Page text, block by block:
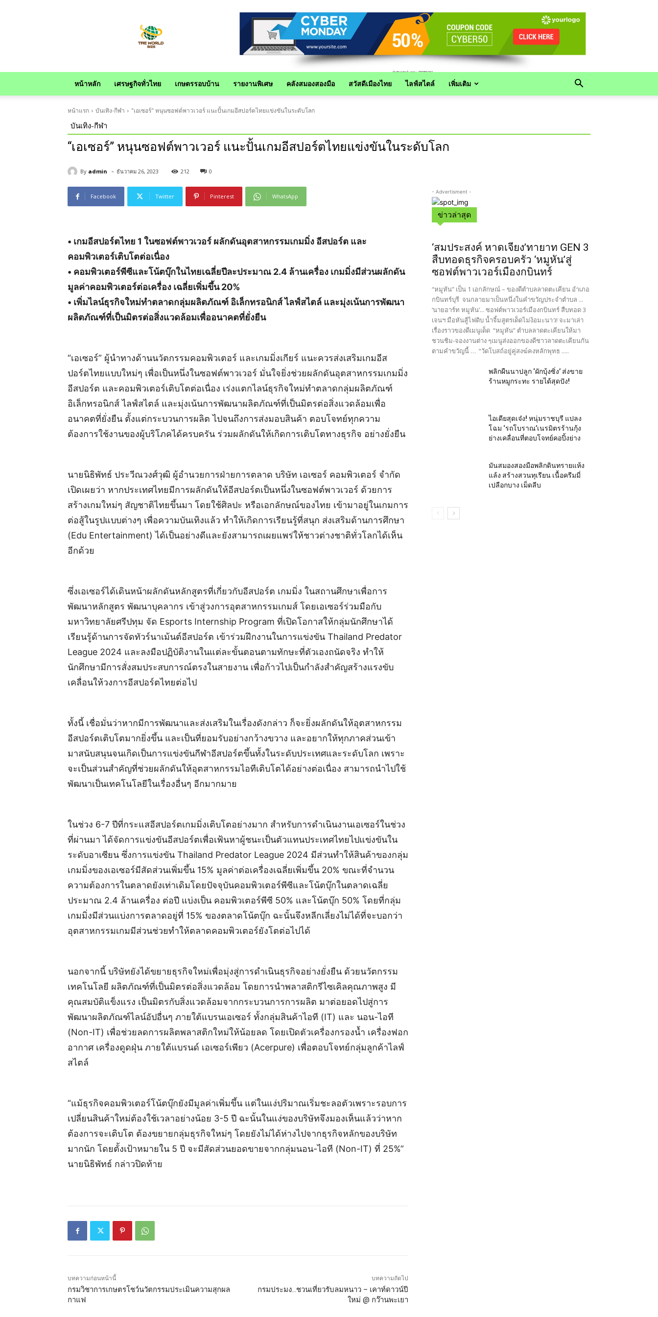
หน้าหลัก เศรษฐกิจทั่วไทย เกษตรรอบบ้าน รายงานพิเศษ คลังสมองสองมือ สวัสดีเมืองไทย ไลฟ์สไตล์ เพิ่มเติม
หน้าแรก บันเทิง-กีฬา "เอเซอร์" หนุนซอฟต์พาวเวอร์ แนะปั้นเกมอีสปอร์ตไทยแข่งขันในระดับโลก
บันเทิง-กีฬา
“เอเซอร์” หนุนซอฟต์พาวเวอร์ แนะปั้นเกมอีสปอร์ตไทยแข่งขันในระดับโลก
By admin - ธันวาคม 26, 2023 212 0
Facebook Twitter Pinterest WhatsApp
• เกมอีสปอร์ตไทย 1 ในซอฟต์พาวเวอร์ ผลักดันอุตสาหกรรมเกมมิ่ง อีสปอร์ต และ
คอมพิวเตอร์เติบโตต่อเนื่อง
• คอมพิวเตอร์พีซีและโน้ตบุ๊กในไทยเฉลี่ยปีละประมาณ 2.4 ล้านเครื่อง เกมมิ่งมีส่วนผลักดัน
มูลค่าคอมพิวเตอร์ต่อเครื่อง เฉลี่ยเพิ่มขึ้น 20%
• เพิ่มไลน์ธุรกิจใหม่ทำตลาดกลุ่มผลิตภัณฑ์ อิเล็กทรอนิกส์ ไลฟ์สไตล์ และมุ่งเน้นการพัฒนา
ผลิตภัณฑ์ที่เป็นมิตรต่อสิ่งแวดล้อมเพื่ออนาคตที่ยั่งยืน
“เอเซอร์” ผู้นำทางด้านนวัตกรรมคอมพิวเตอร์ และเกมมิ่งเกียร์ แนะควรส่งเสริมเกมอีส
ปอร์ตไทยแบบใหม่ๆ เพื่อเป็นหนึ่งในซอฟต์พาวเวอร์ มั่นใจยิ่งช่วยผลักดันอุตสาหกรรมเกมมิ่ง
อีสปอร์ต และคอมพิวเตอร์เติบโตต่อเนื่อง เร่งแตกไลน์ธุรกิจใหม่ทำตลาดกลุ่มผลิตภัณฑ์
อิเล็กทรอนิกส์ ไลฟ์สไตล์ และมุ่งเน้นการพัฒนาผลิตภัณฑ์ที่เป็นมิตรต่อสิ่งแวดล้อมเพื่อ
อนาคตที่ยั่งยืน ตั้งแต่กระบวนการผลิต ไปจนถึงการส่งมอบสินค้า ตอบโจทย์ทุกความ
ต้องการใช้งานของผู้บริโภคได้ครบครัน ร่วมผลักดันให้เกิดการเติบโตทางธุรกิจ อย่างยั่งยืน
นายนิธิพัทธ์ ประวีณวงศ์วุฒิ ผู้อำนวยการฝ่ายการตลาด บริษัท เอเซอร์ คอมพิวเตอร์ จำกัด
เปิดเผยว่า หากประเทศไทยมีการผลักดันให้อีสปอร์ตเป็นหนึ่งในซอฟต์พาวเวอร์ ด้วยการ
สร้างเกมใหม่ๆ สัญชาติไทยขึ้นมา โดยใช้ศิลปะ หรือเอกลักษณ์ของไทย เข้ามาอยู่ในเกมการ
ต่อสู้ในรูปแบบต่างๆ เพื่อความบันเทิงแล้ว ทำให้เกิดการเรียนรู้ที่สนุก ส่งเสริมด้านการศึกษา
(Edu Entertainment) ได้เป็นอย่างดีและยังสามารถเผยแพร่ให้ชาวต่างชาติทั่วโลกได้เห็น
อีกด้วย
ซึ่งเอเซอร์ได้เดินหน้าผลักดันหลักสูตรที่เกี่ยวกับอีสปอร์ต เกมมิ่ง ในสถานศึกษาเพื่อการ
พัฒนาหลักสูตร พัฒนาบุคลากร เข้าสู่วงการอุตสาหกรรมเกมส์ โดยเอเซอร์ร่วมมือกับ
มหาวิทยาลัยศรีปทุม จัด Esports Internship Program ที่เปิดโอกาสให้กลุ่มนักศึกษาได้
เรียนรู้ด้านการจัดทัวร์นาเม้นต์อีสปอร์ต เข้าร่วมฝึกงานในการแข่งขัน Thailand Predator
League 2024 และลงมือปฏิบัติงานในแต่ละขั้นตอนตามทักษะที่ตัวเองถนัดจริง ทำให้
นักศึกษามีการสั่งสมประสบการณ์ตรงในสายงาน เพื่อก้าวไปเป็นกำลังสำคัญสร้างแรงขับ
เคลื่อนให้วงการอีสปอร์ตไทยต่อไป
ทั้งนี้ เชื่อมั่นว่าหากมีการพัฒนาและส่งเสริมในเรื่องดังกล่าว ก็จะยิ่งผลักดันให้อุตสาหกรรม
อีสปอร์ตเติบโตมากยิ่งขึ้น และเป็นที่ยอมรับอย่างกว้างขวาง และอยากให้ทุกภาคส่วนเข้า
มาสนับสนุนจนเกิดเป็นการแข่งขันกีฬาอีสปอร์ตขึ้นทั้งในระดับประเทศและระดับโลก เพราะ
จะเป็นส่วนสำคัญที่ช่วยผลักดันให้อุตสาหกรรมไอทีเติบโตได้อย่างต่อเนื่อง สามารถนำไปใช้
พัฒนาเป็นเทคโนโลยีในเรื่องอื่นๆ อีกมากมาย
ในช่วง 6-7 ปีที่กระแสอีสปอร์ตเกมมิ่งเติบโตอย่างมาก สำหรับการดำเนินงานเอเซอร์ในช่วง
ที่ผ่านมา ได้จัดการแข่งขันอีสปอร์ตเพื่อเฟ้นหาผู้ชนะเป็นตัวแทนประเทศไทยไปแข่งขันใน
ระดับอาเซียน ซึ่งการแข่งขัน Thailand Predator League 2024 มีส่วนทำให้สินค้าของกลุ่ม
เกมมิ่งของเอเซอร์มีสัดส่วนเพิ่มขึ้น 15% มูลค่าต่อเครื่องเฉลี่ยเพิ่มขึ้น 20% ขณะที่จำนวน
ความต้องการในตลาดยังเท่าเดิมโดยปัจจุบันคอมพิวเตอร์พีซีและโน้ตบุ๊กในตลาดเฉลี่ย
ประมาณ 2.4 ล้านเครื่อง ต่อปี แบ่งเป็น คอมพิวเตอร์พีซี 50% และโน้ตบุ๊ก 50% โดยที่กลุ่ม
เกมมิ่งมีส่วนแบ่งการตลาดอยู่ที่ 15% ของตลาดโน้ตบุ๊ก ฉะนั้นจึงหลีกเลี่ยงไม่ได้ที่จะบอกว่า
อุตสาหกรรมเกมมีส่วนช่วยทำให้ตลาดคอมพิวเตอร์ยังโตต่อไปได้
นอกจากนี้ บริษัทยังได้ขยายธุรกิจใหม่เพื่อมุ่งสู่การดำเนินธุรกิจอย่างยั่งยืน ด้วยนวัตกรรม
เทคโนโลยี ผลิตภัณฑ์ที่เป็นมิตรต่อสิ่งแวดล้อม โดยการนำพลาสติกรีไซเคิลคุณภาพสูง มี
คุณสมบัติแข็งแรง เป็นมิตรกับสิ่งแวดล้อมจากกระบวนการการผลิต มาต่อยอดไปสู่การ
พัฒนาผลิตภัณฑ์ไลน์อัปอื่นๆ ภายใต้แบรนเอเซอร์ ทั้งกลุ่มสินค้าไอที (IT) และ นอน-ไอที
(Non-IT) เพื่อช่วยลดการผลิตพลาสติกใหม่ให้น้อยลด โดยเปิดตัวเครื่องกรองน้ำ เครื่องฟอก
อากาศ เครื่องดูดฝุ่น ภายใต้แบรนด์ เอเซอร์เพียว (Acerpure) เพื่อตอบโจทย์กลุ่มลูกค้าไลฟ์
สไตล์
“แม้ธุรกิจคอมพิวเตอร์โน้ตบุ๊กยังมีมูลค่าเพิ่มขึ้น แต่ในแง่ปริมาณเริ่มชะลอตัวเพราะรอบการ
เปลี่ยนสินค้าใหม่ต้องใช้เวลาอย่างน้อย 3-5 ปี ฉะนั้นในแง่ของบริษัทจึงมองเห็นแล้วว่าหาก
ต้องการจะเติบโต ต้องขยายกลุ่มธุรกิจใหม่ๆ โดยยังไม่ได้ห่างไปจากธุรกิจหลักของบริษัท
มากนัก โดยตั้งเป้าหมายใน 5 ปี จะมีสัดส่วนยอดขายจากกลุ่มนอน-ไอที (Non-IT) ที่ 25%”
นายนิธิพัทธ์ กล่าวปิดท้าย
บทความก่อนหน้านี้
กรมวิชาการเกษตรโชว์นวัตกรรมประเมินความสุกผล
กาแฟ
บทความถัดไป
กรมประมง…ชวนเที่ยวรับลมหนาว – เคาท์ดาวน์ปี
ใหม่ @ กว๊านพะเยา
- Advertisment -
ข่าวล่าสุด
‘สมประสงค์ หาดเจียง’ทายาท GEN 3
สืบทอดธุรกิจครอบครัว ‘หมูหัน’สู่
ซอฟต์พาวเวอร์เมืองกบินทร์
“หมูหัน” เป็น 1 เอกลักษณ์ – ของดีตำบลลาดตะเคียน อำเภอ
กบินทร์บุรี จนกลายมาเป็นหนึ่งในคำขวัญประจำตำบล ...
‘นายอาร์ท หมูหัน’... ซอฟต์พาวเวอร์เมืองกบินทร์ สืบทอด 3
เจนฯ มือหันสู้ไฟดิบ น้ำจิ้มสูตรเด็ดไม่ง้อมะนาว! จะมาเล่า
เรื่องราวของดีเมนูเด็ด “หมูหัน” ตำบลลาดตะเคียนให้มา
ชวนชิม-จองงานต่าง ๆเมนูส่งออกของดีชาวลาดตะเคียนกัน
ตามคำขวัญนี้ … “วัดโบสถ์อยู่คู่สงฆ์คงหลักพุทธ .....
พลิกผืนนาปลูก ‘ผักบุ้งซิ่ง’ ส่งขาย
ร้านหมูกระทะ รายได้สุดปัง!
ไอเดียสุดเจ๋ง! หนุ่มราชบุรี แปลง
โฉม ‘รถโบราณ’เนรมิตรร้านกุ้ง
ย่างเคลื่อนที่ตอบโจทย์คอปิ้งย่าง
มันสมองสองมือพลิกดินทรายแห้ง
แล้ง สร้างสวนทุเรียน เนื้อครีมมี่
เปลือกบาง เม็ดลีบ